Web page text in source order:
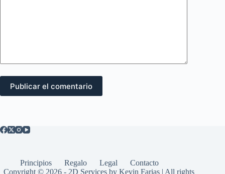
Publicar el comentario
Principios Regalo Legal
Contacto
Copyright © 2026 - 2D Services by Kevin Farias | All rights